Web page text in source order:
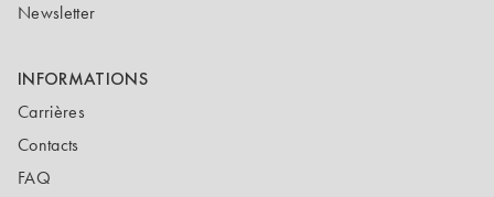
Newsletter
INFORMATIONS
Carrières
Contacts
FAQ